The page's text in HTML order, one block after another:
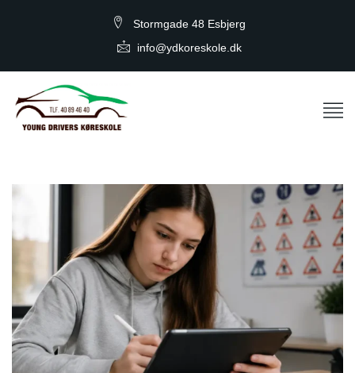
Stormgade 48 Esbjerg
info@ydkoreskole.dk